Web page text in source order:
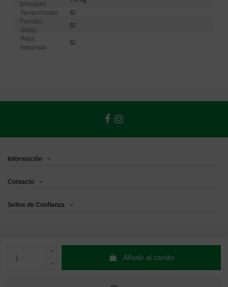
Añadir al carrito
principal)
Temporizador
Sí
Función
Sleep
Sí
Reloj
Integrado
Sí
Información
Contacto
Sellos de Confianza